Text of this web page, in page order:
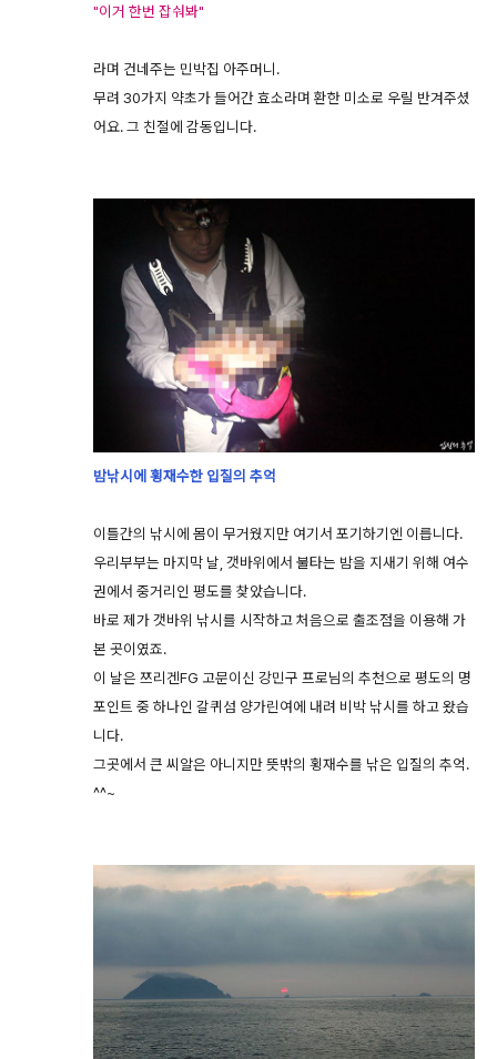
"이거 한번 잡숴봐"
라며 건네주는 민박집 아주머니.
무려 30가지 약초가 들어간 효소라며 환한 미소로 우릴 반겨주셨
어요. 그 친절에 감동입니다.
밤낚시에 횡재수한 입질의 추억
이틀간의 낚시에 몸이 무거웠지만 여기서 포기하기엔 이릅니다.
우리부부는 마지막 날, 갯바위에서 불타는 밤을 지새기 위해 여수
권에서 중거리인 평도를 찾았습니다.
바로 제가 갯바위 낚시를 시작하고 처음으로 출조점을 이용해 가
본 곳이였죠.
이 날은 쯔리겐FG 고문이신 강민구 프로님의 추천으로 평도의 명
포인트 중 하나인 갈퀴섬 양가린여에 내려 비박 낚시를 하고 왔습
니다.
그곳에서 큰 씨알은 아니지만 뜻밖의 횡재수를 낚은 입질의 추억.
^^~